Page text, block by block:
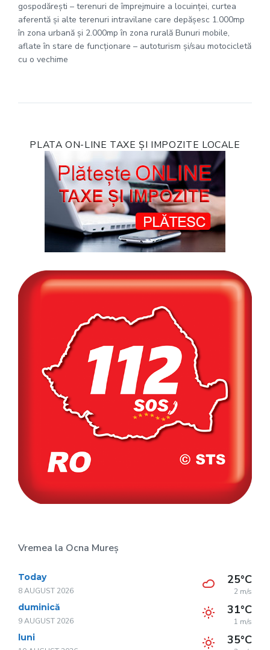
gospodăreşti – terenuri de împrejmuire a locuinţei, curtea
aferentă şi alte terenuri intravilane care depăşesc 1.000mp
în zona urbană şi 2.000mp în zona rurală Bunuri mobile,
aflate în stare de funcţionare – autoturism şi/sau motocicletă
cu o vechime
PLATA ON-LINE TAXE ȘI IMPOZITE LOCALE
Vremea la Ocna Mureș
Today
8 AUGUST 2026
25°C
2 m/s
duminică
9 AUGUST 2026
31°C
1 m/s
luni 35°C